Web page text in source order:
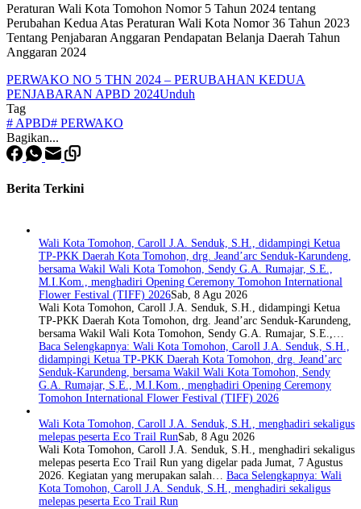
Peraturan Wali Kota Tomohon Nomor 5 Tahun 2024 tentang
Perubahan Kedua Atas Peraturan Wali Kota Nomor 36 Tahun 2023
Tentang Penjabaran Anggaran Pendapatan Belanja Daerah Tahun
Anggaran 2024
PERWAKO NO 5 THN 2024 – PERUBAHAN KEDUA
PENJABARAN APBD 2024Unduh
Tag
# APBD# PERWAKO
Bagikan...
Berita Terkini
Wali Kota Tomohon, Caroll J.A. Senduk, S.H., didampingi Ketua
TP-PKK Daerah Kota Tomohon, drg. Jeand’arc Senduk-Karundeng,
bersama Wakil Wali Kota Tomohon, Sendy G.A. Rumajar, S.E.,
M.I.Kom., menghadiri Opening Ceremony Tomohon International
Flower Festival (TIFF) 2026Sab, 8 Agu 2026
Wali Kota Tomohon, Caroll J.A. Senduk, S.H., didampingi Ketua
TP-PKK Daerah Kota Tomohon, drg. Jeand’arc Senduk-Karundeng,
bersama Wakil Wali Kota Tomohon, Sendy G.A. Rumajar, S.E.,…
Baca Selengkapnya: Wali Kota Tomohon, Caroll J.A. Senduk, S.H.,
didampingi Ketua TP-PKK Daerah Kota Tomohon, drg. Jeand’arc
Senduk-Karundeng, bersama Wakil Wali Kota Tomohon, Sendy
G.A. Rumajar, S.E., M.I.Kom., menghadiri Opening Ceremony
Tomohon International Flower Festival (TIFF) 2026
Wali Kota Tomohon, Caroll J.A. Senduk, S.H., menghadiri sekaligus
melepas peserta Eco Trail RunSab, 8 Agu 2026
Wali Kota Tomohon, Caroll J.A. Senduk, S.H., menghadiri sekaligus
melepas peserta Eco Trail Run yang digelar pada Jumat, 7 Agustus
2026. Kegiatan yang merupakan salah… Baca Selengkapnya: Wali
Kota Tomohon, Caroll J.A. Senduk, S.H., menghadiri sekaligus
melepas peserta Eco Trail Run